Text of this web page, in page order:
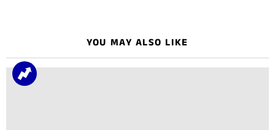
YOU MAY ALSO LIKE